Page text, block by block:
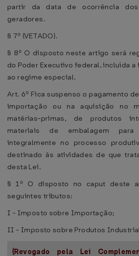
partir da data de ocorrência
geradores.
§ 7º (VETADO).
§ 8º O disposto neste artigo será
do Poder Executivo federal, incluída
ao regime especial.
Art. 6º Fica suspenso o pagamento
importação ou na aquisição no
matérias-primas, de produtos
materiais de embalagem
integralmente no processo
destinado às atividades de que
desta Lei.
§ 1º O disposto no caput deste
seguintes tributos:
I - Imposto sobre Importação;
II - Imposto sobre Produtos
(Revogado pela Lei